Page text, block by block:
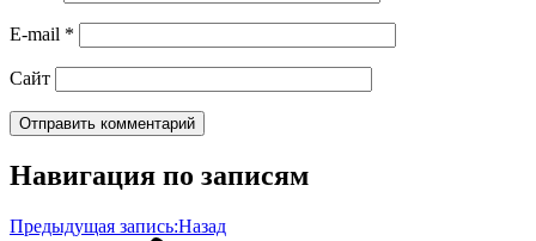
E-mail *
Сайт
Навигация по записям
Предыдущая запись:Назад